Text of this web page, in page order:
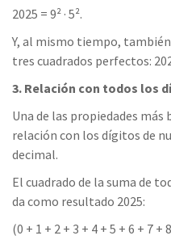
2025 = 9² · 5².
Y, al mismo tiempo,
tres cuadrados perfectos:
3. Relación con todos los
Una de las propiedades más
relación con los dígitos de
decimal.
El cuadrado de la suma de
da como resultado 2025:
(0 + 1 + 2 + 3 + 4 + 5 + 6 + 7 +